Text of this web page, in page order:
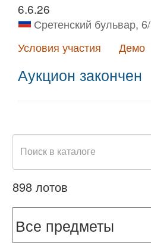
6.6.26
Сретенский бульвар,
Условия участия
Демо
Аукцион закончен
898 лотов